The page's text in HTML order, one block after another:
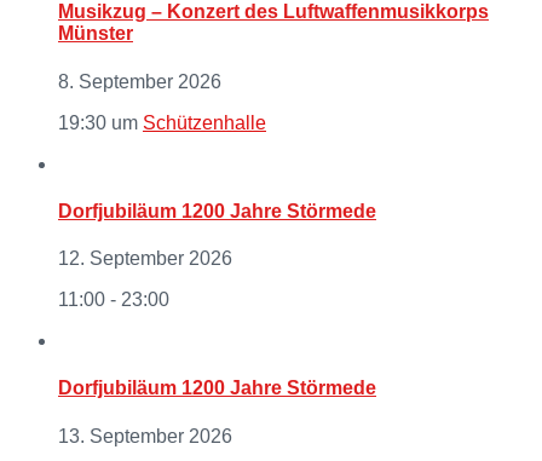
Musikzug – Konzert des Luftwaffenmusikkorps
Münster
8. September 2026
19:30 um Schützenhalle
Dorfjubiläum 1200 Jahre Störmede
12. September 2026
11:00 - 23:00
Dorfjubiläum 1200 Jahre Störmede
13. September 2026